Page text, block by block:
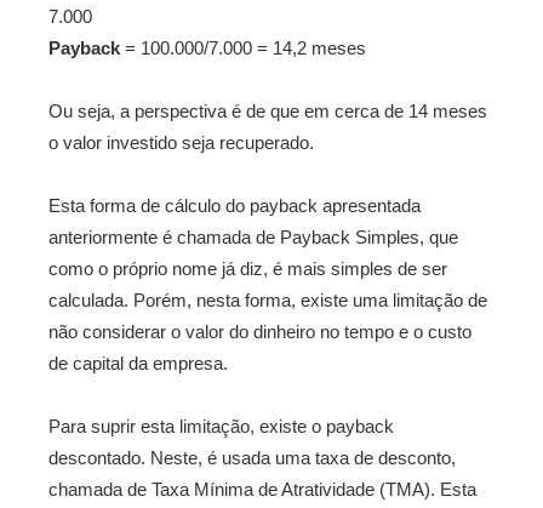
7.000
Payback = 100.000/7.000 = 14,2 meses
Ou seja, a perspectiva é de que em cerca de 14 meses
o valor investido seja recuperado.
Esta forma de cálculo do payback apresentada
anteriormente é chamada de Payback Simples, que
como o próprio nome já diz, é mais simples de ser
calculada. Porém, nesta forma, existe uma limitação de
não considerar o valor do dinheiro no tempo e o custo
de capital da empresa.
Para suprir esta limitação, existe o payback
descontado. Neste, é usada uma taxa de desconto,
chamada de Taxa Mínima de Atratividade (TMA). Esta